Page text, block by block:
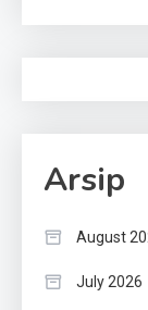
Arsip
August
July 2026